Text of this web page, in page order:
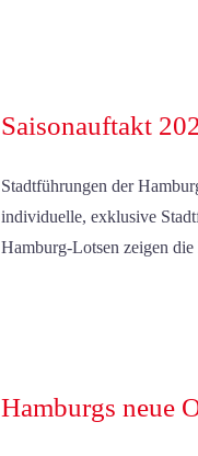
Saisonauftakt
Stadtführungen der
individuelle, exklusive
Hamburg-Lotsen zeigen die
Hamburgs neue